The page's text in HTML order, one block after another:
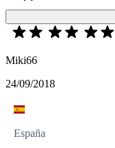
Miki66
24/09/2018
España